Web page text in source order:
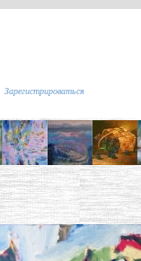
Зарегистрироваться